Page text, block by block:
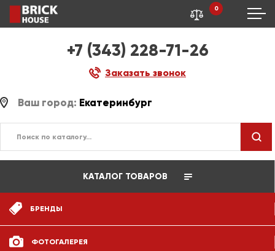
+7 (343) 228-71-26
Заказать звонок
0
Ваш город: Екатеринбург
КАТАЛОГ ТОВАРОВ
БРЕНДЫ
ФОТОГАЛЕРЕЯ